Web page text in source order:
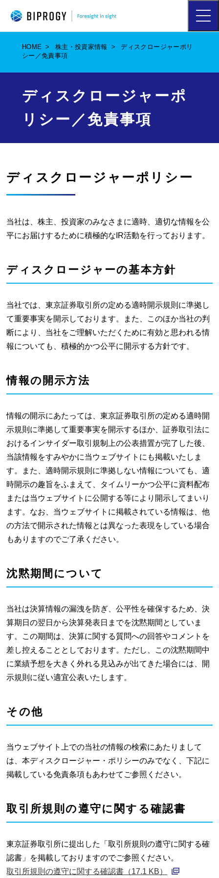
ハ
ン
メ
HOME 株主・投資家情報
ディスクロージャーポリ
シー／免責事項
ディスクロージャーポ
リシー／免責事項
ディスクロージャーポリシー
当社は、株主、投資家のみなさまに適時、適切な情報を公
平にお届けするために積極的なIR活動を行っております。
ディスクロージャーの基本方針
当社では、東京証券取引所の定める適時開示規則に準拠し
て重要事実を開示しております。また、このほか当社の判
断により、当社をご理解いただくために有効と思われる情
報についても、積極的かつ公平に開示する方針です。
情報の開示方法
情報の開示にあたっては、東京証券取引所の定める適時開
示規則に準拠して重要事実を開示するほか、証券取引法に
おけるインサイダー取引規制上の公表措置が完了した後、
当該情報をすみやかに当ウェブサイトにも掲載いたしま
す。また、適時開示規則に準拠しない情報についても、適
時開示の趣旨をふまえて、タイムリーかつ公平に資料配布
または当ウェブサイトに公開する等により開示してまいり
ます。なお、当ウェブサイトに掲載されている情報は、他
の方法で開示された情報とは異なった表現をしている場合
もありますのでご了承ください。
沈黙期間について
当社は決算情報の漏洩を防ぎ、公平性を確保するため、決
算期日の翌日から決算発表日までを沈黙期間としていま
す。この期間は、決算に関する質問への回答やコメントを
差し控えることとしております。ただし、この沈黙期間中
に業績予想を大きく外れる見込みが出てきた場合には、開
示規則に従い適宜公表いたします。
その他
当ウェブサイト上での当社の情報の検索にあたりまして
は、本ディスクロージャー・ポリシーのみでなく、下記に
掲載している免責条項もあわせてご参照ください。
取引所規則の遵守に関する確認書
東京証券取引所に提出した「取引所規則の遵守に関する確
認書」を掲載しておりますのでご参照ください。
取引所規則の遵守に関する確認書（17.1 KB）